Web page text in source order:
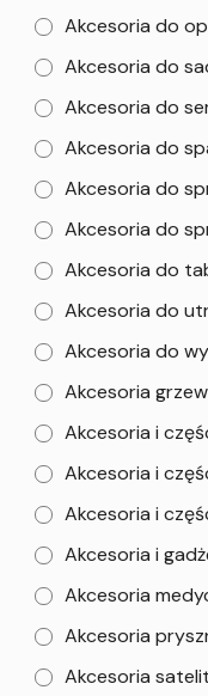
Akcesoria do
Akcesoria do
Akcesoria do
Akcesoria do
Akcesoria do
Akcesoria do
Akcesoria do
Akcesoria do
Akcesoria do
Akcesoria
Akcesoria i
Akcesoria i
Akcesoria i
Akcesoria i
Akcesoria
Akcesoria
Akcesoria